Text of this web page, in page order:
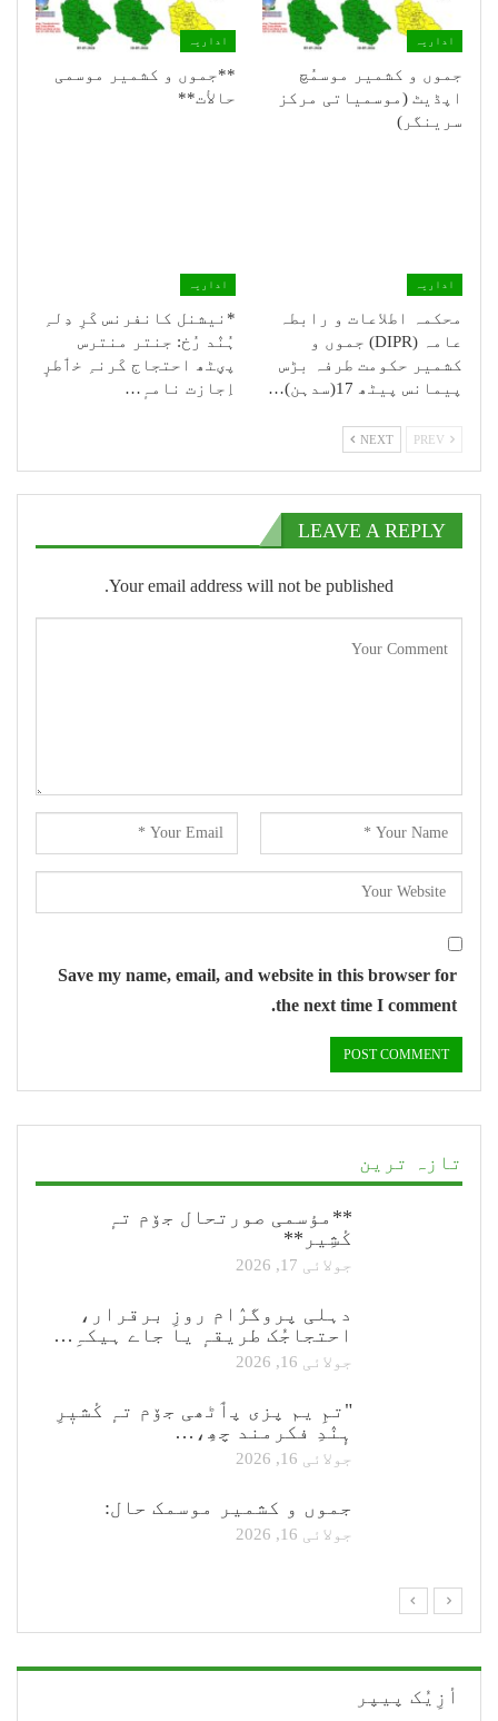
اداریہ
جموں و کشمیر موسمُچ
اپڈیٹ (موسمیاتی مرکز
سرینگر)
اداریہ
**جموں و كشمیر موسمی
حالأت**
اداریہ
محکمہ اطلاعات و رابطہ
عامہ (DIPR) جموں و
کشمیر حکومت طرفہ بڑس
پیمانس پیٹھ 17(سدہن)…
اداریہ
*نیشنل کانفرنس کَرِ دِلہِ
ہُنٛد رُخ: جنتر منترس
پؠٹھ احتجاج کَرنہِ خٲطرٕ
اِجازت نامہٕ…
NEXT
LEAVE A REPLY
Your email address will not be published.
Save my name, email, and website in this browser for
the next time I comment.
تازہ ترین
**مؤسمی صورتحال جۆم تہٕ
کٔشِیر**
جولائی 17, 2026
دہلی پروگرٛام روزِ برقرار،
احتجاجُک طریقہٕ یا جاے ہیکہِ…
جولائی 16, 2026
"تمِ یم پزی پٲٹھی جۆم تہٕ کٔشیٖرِ
ہٕنٛدِ فکرمند چھِ،…
جولائی 16, 2026
جموں و کشمیر موسمک حال:
جولائی 16, 2026
أزِیُک پیپر